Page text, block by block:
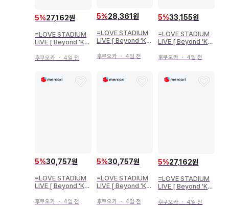
5%27,162원
=LOVE STADIUM
LIVE [ Beyond 'KY
키 비주얼 의상 요리
후쿠오카 ・ 4일 전
5%28,361원
=LOVE STADIUM
LIVE [ Beyond 'KY
키 비주얼 의상 히키
후쿠오카・ 4일 전
5%33,155원
=LOVE STADIUM
LIVE [ Beyond 'KY
키 비주얼 의상 요리
후쿠오카 ・ 4일 전
5%30,757원
=LOVE STADIUM
LIVE [ Beyond 'KY
키 비주얼 의상 츄
후쿠오카 ・ 4일 전
5%30,757원
=LOVE STADIUM
LIVE [ Beyond 'KY
키 비주얼 의상 츄
후쿠오카・ 4일 전
5%27,162원
=LOVE STADIUM
LIVE [ Beyond 'KY
미 키 비주얼 의상 요
후쿠오카 ・ 4일 전